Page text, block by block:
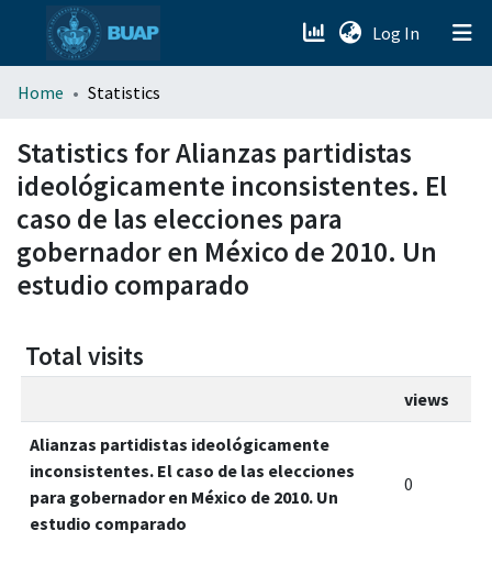
Log In (current)
menu.section.about_menu
All of DSpace
Home Statistics
Statistics for Alianzas partidistas
ideológicamente inconsistentes. El
caso de las elecciones para
gobernador en México de 2010. Un
estudio comparado
Total visits
views
Alianzas partidistas ideológicamente
inconsistentes. El caso de las elecciones
para gobernador en México de 2010. Un
estudio comparado
0